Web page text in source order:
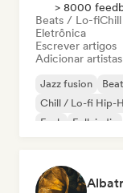
> 8000
Beats / Lo-fi
Eletrônica
Escrever artigos
Adicionar
Jazz fusion
Chill / Lo-fi Hip-
Funk
Folk indie